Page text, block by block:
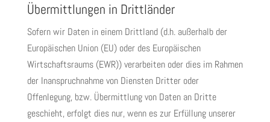
Übermittlungen in Drittländer
Sofern wir Daten in einem Drittland (d.h. außerhalb der
Europäischen Union (EU) oder des Europäischen
Wirtschaftsraums (EWR)) verarbeiten oder dies im Rahmen
der Inanspruchnahme von Diensten Dritter oder
Offenlegung, bzw. Übermittlung von Daten an Dritte
geschieht, erfolgt dies nur, wenn es zur Erfüllung unserer